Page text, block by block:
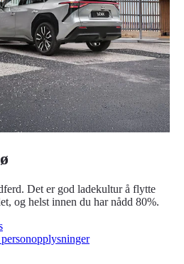
Det er god ladekultur å flytte
og helst innen du har nådd 80%.